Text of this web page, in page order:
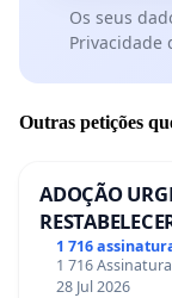
Os seus
Privacidade
Outras petições
ADOÇÃO
1 716
1 716
28 Jul 2026